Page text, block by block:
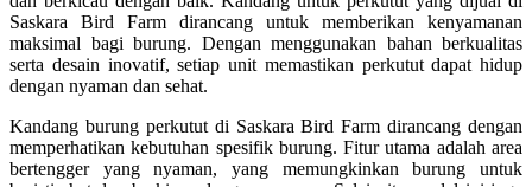
Saskara Bird Farm dirancang untuk memberikan kenyamanan
maksimal bagi burung. Dengan menggunakan bahan berkualitas
serta desain inovatif, setiap unit memastikan perkutut dapat hidup
dengan nyaman dan sehat.
Kandang burung perkutut di Saskara Bird Farm dirancang dengan
memperhatikan kebutuhan spesifik burung. Fitur utama adalah area
bertengger yang nyaman, yang memungkinkan burung untuk